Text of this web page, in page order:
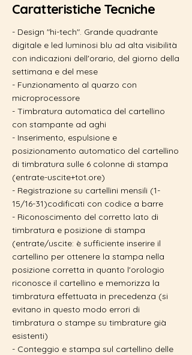
Caratteristiche Tecniche
- Design "hi-tech". Grande quadrante
digitale e led luminosi blu ad alta visibilità
con indicazioni dell'orario, del giorno della
settimana e del mese
- Funzionamento al quarzo con
microprocessore
- Timbratura automatica del cartellino
con stampante ad aghi
- Inserimento, espulsione e
posizionamento automatico del cartellino
di timbratura sulle 6 colonne di stampa
(entrate-uscite+tot.ore)
- Registrazione su cartellini mensili (1-
15/16-31)codificati con codice a barre
- Riconoscimento del corretto lato di
timbratura e posizione di stampa
(entrate/uscite: è sufficiente inserire il
cartellino per ottenere la stampa nella
posizione corretta in quanto l'orologio
riconosce il cartellino e memorizza la
timbratura effettuata in precedenza (si
evitano in questo modo errori di
timbratura o stampe su timbrature già
esistenti)
- Conteggio e stampa sul cartellino delle